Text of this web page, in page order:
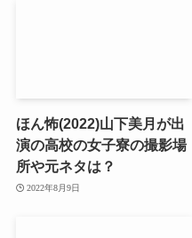
ほん怖(2022)山下美月が出
演の高校の女子寮の撮影場
所や元ネタは？
2022年8月9日